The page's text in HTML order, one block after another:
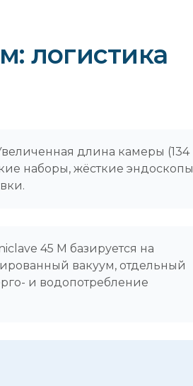
логистика
длина камеры (134
наборы, жёсткие эндоскопы
45 M базируется на
вакуум, отдельный
и водопотребление